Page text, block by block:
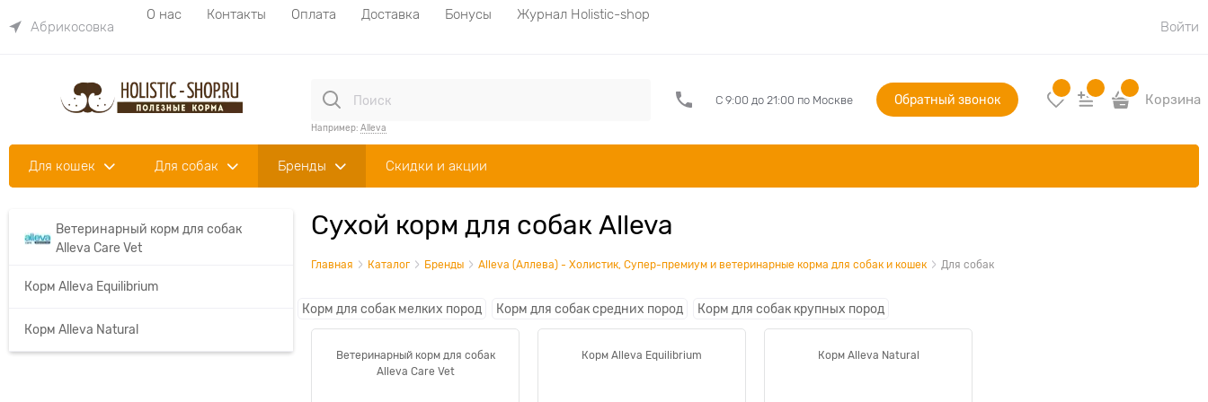
Абрикосовка
О нас Контакты Оплата Доставка Бонусы
Журнал Holistic-shop
Войти
Например: Alleva
С 9:00 до 21:00 по Москве Обратный звонок Корзина
Для кошек Для собак Бренды Скидки и акции
Ветеринарный корм для собак
Alleva Care Vet
Корм Alleva Equilibrium
Корм Alleva Natural
Сухой корм для собак Alleva
Главная Каталог Бренды Alleva (Аллева) - Холистик, Супер-премиум и ветеринарные корма для собак и кошек Для собак
Корм для собак мелких пород Корм для собак средних пород Корм для собак крупных пород
Ветеринарный корм для собак
Alleva Care Vet
Корм Alleva Equilibrium Корм Alleva Natural